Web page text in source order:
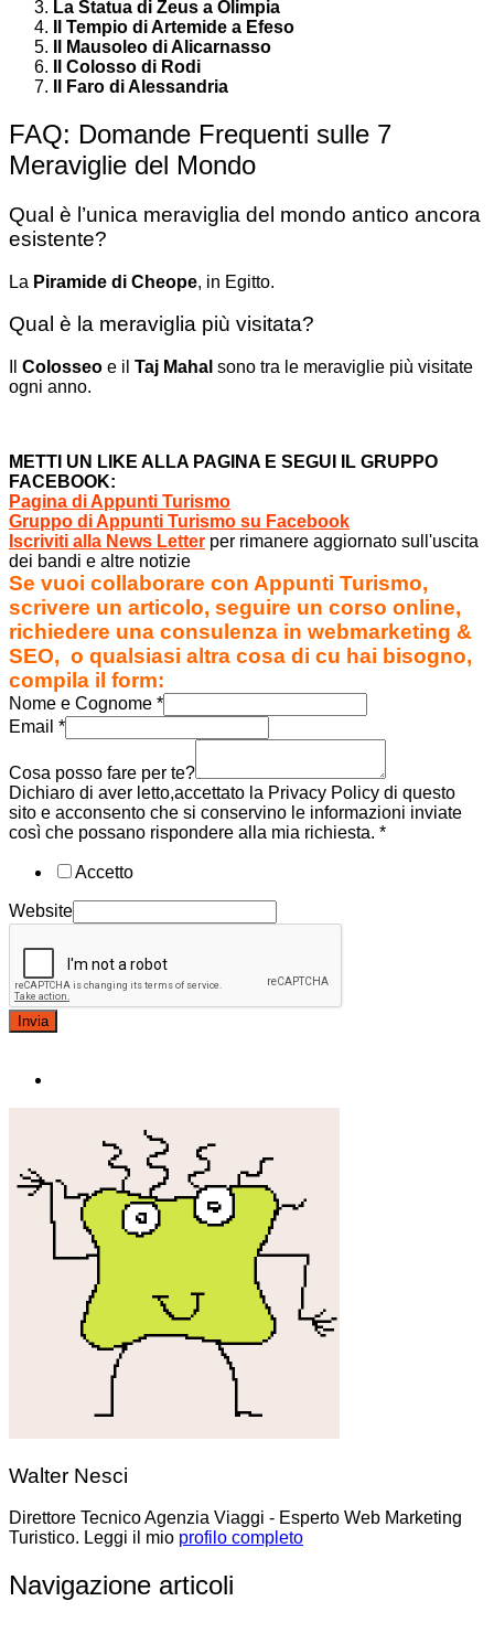
La Statua di Zeus a Olimpia
Il Tempio di Artemide a Efeso
Il Mausoleo di Alicarnasso
Il Colosso di Rodi
Il Faro di Alessandria
FAQ: Domande Frequenti sulle 7
Meraviglie del Mondo
Qual è l’unica meraviglia del mondo antico ancora
esistente?
La Piramide di Cheope, in Egitto.
Qual è la meraviglia più visitata?
Colosseo e il Taj Mahal sono tra le meraviglie più visitate
ogni anno.
METTI UN LIKE ALLA PAGINA E SEGUI IL GRUPPO
FACEBOOK:
Pagina di Appunti Turismo
Gruppo di Appunti Turismo su Facebook
Iscriviti alla News Letter per rimanere aggiornato sull'uscita
dei bandi e altre notizie
Se vuoi collaborare con Appunti Turismo,
scrivere un articolo, seguire un corso online,
richiedere una consulenza in webmarketing &
SEO, o qualsiasi altra cosa di cu hai bisogno,
compila il form:
Nome e Cognome *
Email *
Cosa posso fare per te?
Dichiaro di aver letto,accettato la Privacy Policy di questo
sito e acconsento che si conservino le informazioni inviate
così che possano rispondere alla mia richiesta. *
Accetto
Website
Invia
Walter Nesci
Direttore Tecnico Agenzia Viaggi - Esperto Web Marketing
Turistico. Leggi il mio profilo completo
Navigazione articoli